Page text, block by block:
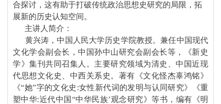
合探讨，这有助于打破传统政治思想史研究的局限，拓
展新的历史认知空间。
主讲人简介：
黄兴涛，中国人民大学历史学院教授。兼任中国现代
文化学会副会长，中国孙中山研究会副会长等，《新史
学》集刊共同召集人。主要研究领域为清史、中国近现
代思想文化史、中西关系史。著有《文化怪杰辜鸿铭》
《“她”字的文化史:女性新代词的发明与认同研究》《重
塑中华:近代中国“中华民族’观念研究》等书，编有《明